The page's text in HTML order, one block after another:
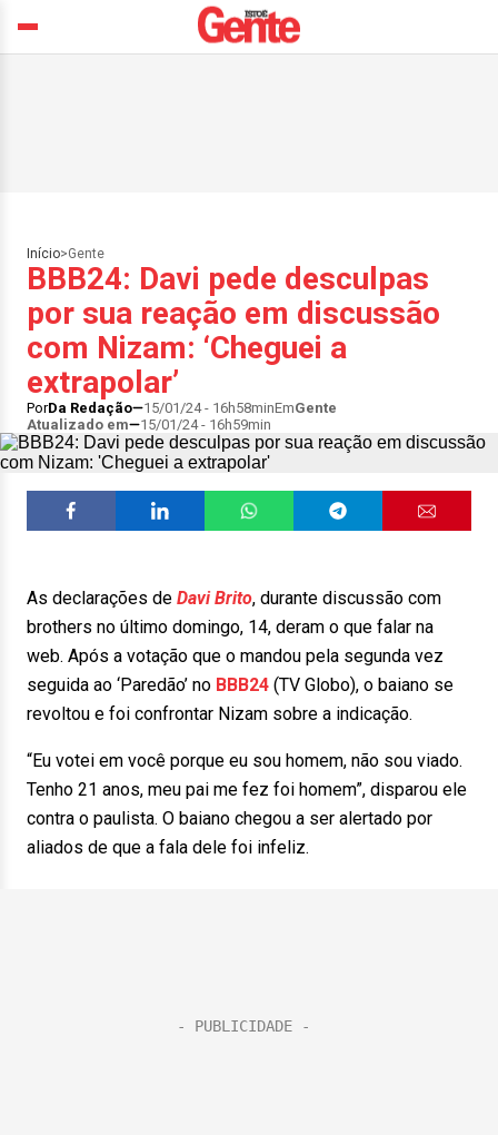
Início>Gente
BBB24: Davi pede desculpas
por sua reação em discussão
com Nizam: ‘Cheguei a
extrapolar’
PorDa Redação 15/01/24 - 16h58minEmGente
Atualizado em
15/01/24 - 16h59min
As declarações de Davi Brito, durante discussão com
brothers no último domingo, 14, deram o que falar na
web. Após a votação que o mandou pela segunda vez
seguida ao ‘Paredão’ no BBB24 (TV Globo), o baiano se
revoltou e foi confrontar Nizam sobre a indicação.
“Eu votei em você porque eu sou homem, não sou viado.
Tenho 21 anos, meu pai me fez foi homem”, disparou ele
contra o paulista. O baiano chegou a ser alertado por
aliados de que a fala dele foi infeliz.